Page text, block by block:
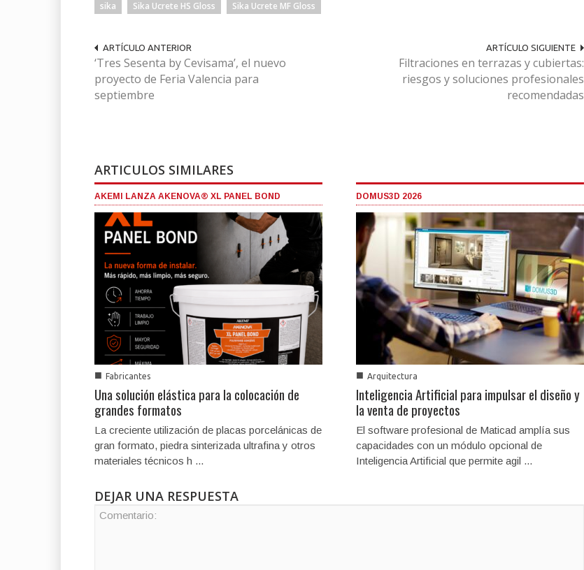
sika
Sika Ucrete HS Gloss Sika Ucrete MF Gloss
ARTÍCULO ANTERIOR
‘Tres Sesenta by Cevisama’, el nuevo
proyecto de Feria Valencia para
septiembre
ARTÍCULO SIGUIENTE
Filtraciones en terrazas y cubiertas:
riesgos y soluciones profesionales
recomendadas
ARTICULOS SIMILARES
AKEMI LANZA AKENOVA® XL PANEL BOND
■ Fabricantes
Una solución elástica para la colocación de
grandes formatos
La creciente utilización de placas porcelánicas de
gran formato, piedra sinterizada ultrafina y otros
materiales técnicos h ...
DOMUS3D 2026
■ Arquitectura
Inteligencia Artificial para impulsar el diseño y
la venta de proyectos
El software profesional de Maticad amplía sus
capacidades con un módulo opcional de
Inteligencia Artificial que permite agil ...
DEJAR UNA RESPUESTA